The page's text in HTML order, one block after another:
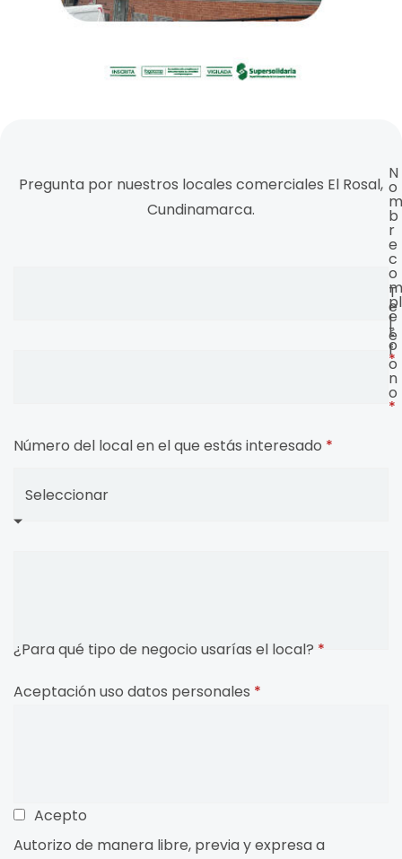
Pregunta por nuestros locales comerciales El Rosal,
Cundinamarca.
N
o
m
b
r
e
c
o
m
pl
e
t
o
*
T
e
l
é
f
o
n
o
*
Número del local en el que estás interesado *
¿Para qué tipo de negocio usarías el local? *
Aceptación uso datos personales *
Acepto
Autorizo de manera libre, previa y expresa a